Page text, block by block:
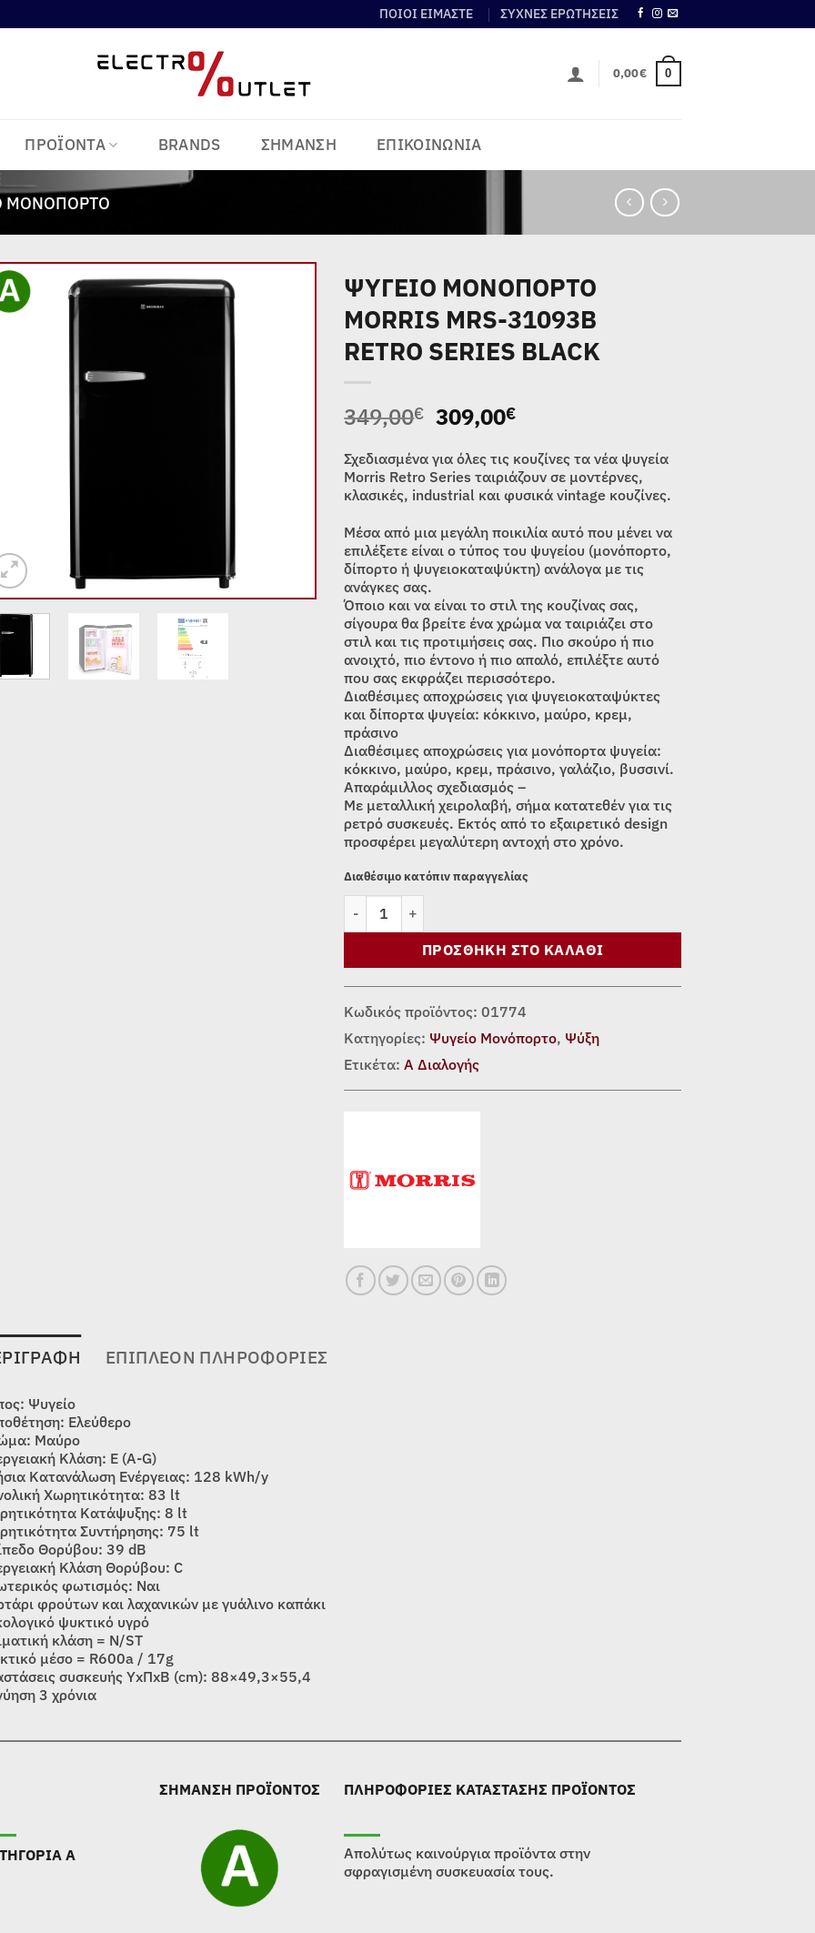
ΠΟΙΟΙ ΕΙΜΑΣΤΕ ΣΥΧΝΕΣ ΕΡΩΤΗΣΕΙΣ
0,00€ 0
ΠΡΟΪΟΝΤΑ BRANDS ΣΗΜΑΝΣΗ ΕΠΙΚΟΙΝΩΝΙΑ
ΜΟΝΌΠΟΡΤΟ
ΨΥΓΕΙΟ ΜΟΝΟΠΟΡΤΟ
MORRIS MRS-31093B
RETRO SERIES BLACK
349,00€ Original
price
was:
349,00€.
309,00€Η
τιμή
είναι:
309,00€.
Σχεδιασμένα για όλες τις κουζίνες τα νέα ψυγεία
Morris Retro Series ταιριάζουν σε μοντέρνες,
κλασικές, industrial και φυσικά vintage κουζίνες.
Μέσα από μια μεγάλη ποικιλία αυτό που μένει να
επιλέξετε είναι ο τύπος του ψυγείου (μονόπορτο,
δίπορτο ή ψυγειοκαταψύκτη) ανάλογα με τις
ανάγκες σας.
Όποιο και να είναι το στιλ της κουζίνας σας,
σίγουρα θα βρείτε ένα χρώμα να ταιριάζει στο
στιλ και τις προτιμήσεις σας. Πιο σκούρο ή πιο
ανοιχτό, πιο έντονο ή πιο απαλό, επιλέξτε αυτό
που σας εκφράζει περισσότερο.
Διαθέσιμες αποχρώσεις για ψυγειοκαταψύκτες
και δίπορτα ψυγεία: κόκκινο, μαύρο, κρεμ,
πράσινο
Διαθέσιμες αποχρώσεις για μονόπορτα ψυγεία:
κόκκινο, μαύρο, κρεμ, πράσινο, γαλάζιο, βυσσινί.
Απαράμιλλος σχεδιασμός –
Με μεταλλική χειρολαβή, σήμα κατατεθέν για τις
ρετρό συσκευές. Εκτός από το εξαιρετικό design
προσφέρει μεγαλύτερη αντοχή στο χρόνο.
Διαθέσιμο κατόπιν παραγγελίας
ΨΥΓΕΙΟ ΜΟΝΟΠΟΡΤΟ MORRIS MRS-31093B RETRO SERIES BLACK ποσότητα
ΠΡΟΣΘΉΚΗ ΣΤΟ ΚΑΛΆΘΙ
Κωδικός προϊόντος:01774
Κατηγορίες: Ψυγείο Μονόπορτο, Ψύξη
Ετικέτα:Α Διαλογής
ΕΠΙΠΛΈΟΝ ΠΛΗΡΟΦΟΡΊΕΣ
Ψυγείο
Ελεύθερο
Μαύρο
Κλάση: E (A-G)
Κατανάλωση Ενέργειας: 128 kWh/y
Χωρητικότητα: 83 lt
Κατάψυξης: 8 lt
Συντήρησης: 75 lt
Θορύβου: 39 dB
Κλάση Θορύβου: C
φωτισμός: Ναι
φρούτων και λαχανικών με γυάλινο καπάκι
ψυκτικό υγρό
κλάση = N/ST
μέσο = R600a / 17g
συσκευής ΥxΠxΒ (cm): 88×49,3×55,4
3 χρόνια
ΣΗΜΑΝΣΗ ΠΡΟΪΟΝΤΟΣ ΠΛΗΡΟΦΟΡΙΕΣ ΚΑΤΑΣΤΑΣΗΣ ΠΡΟΪΟΝΤΟΣ
Α
Απολύτως καινούργια προϊόντα στην
σφραγισμένη συσκευασία τους.